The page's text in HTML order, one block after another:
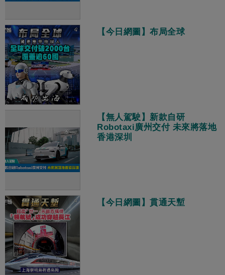
【今日網圖】布局全球
【無人駕駛】新款自研
Robotaxi廣州交付 未來將落地
香港深圳
【今日網圖】貫通天塹